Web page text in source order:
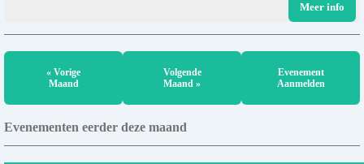
Meer info
« Vorige
Maand
Volgende
Maand »
Evenement
Aanmelden
Evenementen eerder deze maand